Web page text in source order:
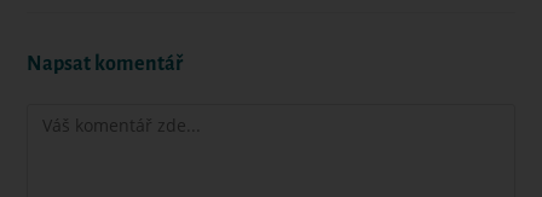
Napsat komentář